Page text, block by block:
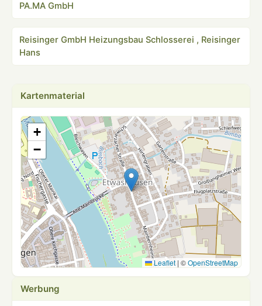
PA.MA GmbH
Reisinger GmbH Heizungsbau Schlosserei , Reisinger
Hans
Kartenmaterial
+
−
Leaflet | ©OpenStreetMap
Werbung